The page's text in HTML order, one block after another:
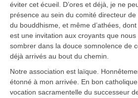
éviter cet écueil. D’ores et déjà, je ne
présence au sein du comité directeur
du bouddhisme, et même d’athées,
est une invitation aux croyants que
sombrer dans la douce somnolence de
déjà arrivés au bout du chemin.
Notre association est laïque.
étonné à mon arrivée. En bon
vocation sacramentelle du successeur